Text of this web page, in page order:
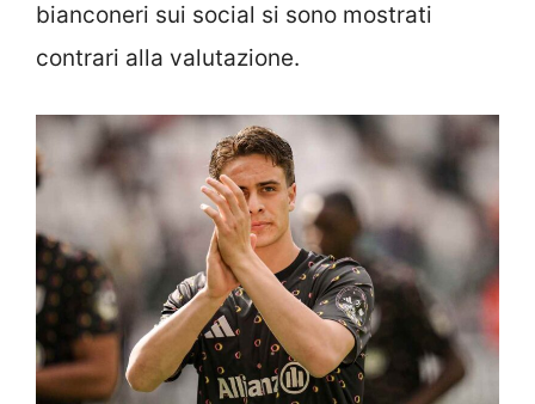
bianconeri sui social si sono mostrati
contrari alla valutazione.